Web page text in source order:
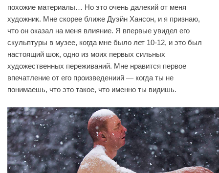
похожие материалы… Но это очень далекий от меня
художник. Мне скорее ближе Дуэйн Хансон, и я признаю,
что он оказал на меня влияние. Я впервые увидел его
скульптуры в музее, когда мне было лет 10-12, и это был
настоящий шок, одно из моих первых сильных
художественных переживаний. Мне нравится первое
впечатление от его произведениий — когда ты не
понимаешь, что это такое, что именно ты видишь.